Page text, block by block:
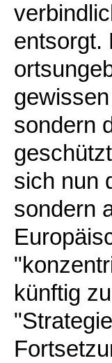
entsorgt.
sondern
sich nun
sondern
künftig